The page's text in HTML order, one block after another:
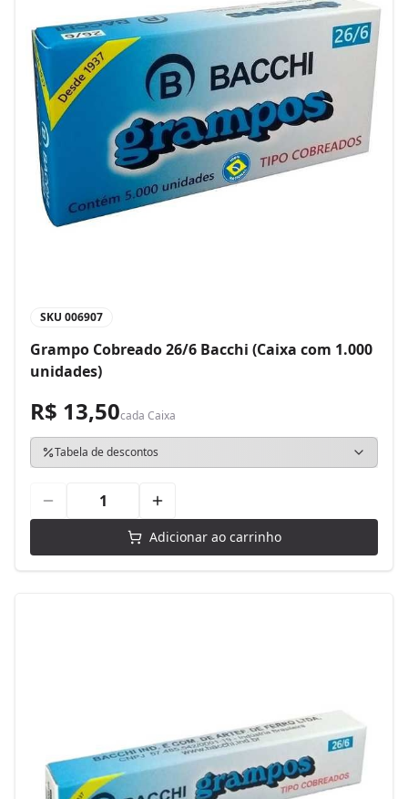
SKU 006907
Grampo Cobreado 26/6 Bacchi (Caixa com 1.000
unidades)
R$ 13,50cada Caixa
Tabela de descontos
Adicionar ao carrinho